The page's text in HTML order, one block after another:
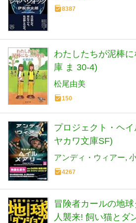
8387
わたしたちが泥棒
庫 ま 30-4)
松尾由美
150
プロジェクト・ヘ
ヤカワ文庫SF)
アンディ・ウィアー
4267
冒険者カールの地
人襲来! 飼い猫とダ